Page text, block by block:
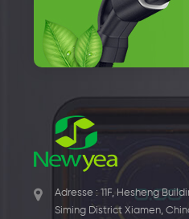
Adresse : 11F, Hesheng
Siming District Xiamen,